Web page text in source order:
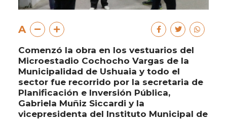
A
Comenzó la obra en los vestuarios del
Microestadio Cochocho Vargas de la
Municipalidad de Ushuaia y todo el
sector fue recorrido por la secretaria de
Planificación e Inversión Pública,
Gabriela Muñiz Siccardi y la
vicepresidenta del Instituto Municipal de